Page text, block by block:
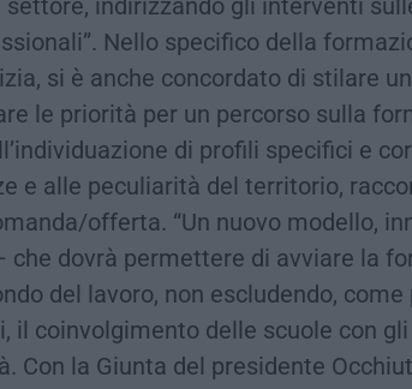
settore, indirizzando gli interventi
Nello specifico della
si è anche concordato di stilare
le priorità per un percorso sulla
di profili specifici e
e alle peculiarità del territorio,
offerta. “Un nuovo modello,
che dovrà permettere di avviare la
del lavoro, non escludendo,
il coinvolgimento delle scuole con
Con la Giunta del presidente